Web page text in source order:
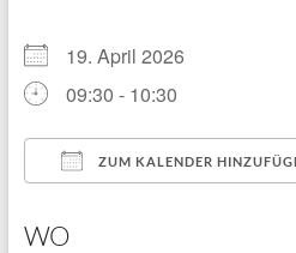
19. April 2026
09:30 - 10:30
ZUM KALENDER
WO